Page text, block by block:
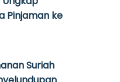
Pinjaman ke
Suriah